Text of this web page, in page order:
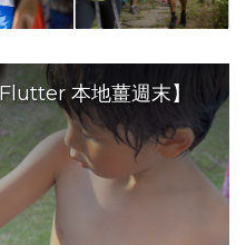
本地薑週末】